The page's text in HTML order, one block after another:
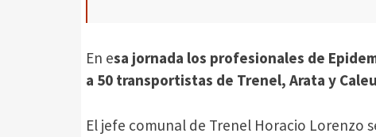
En esa jornada los profesionales de
a 50 transportistas de Trenel, Arata y
El jefe comunal de Trenel Horacio Lorenzo